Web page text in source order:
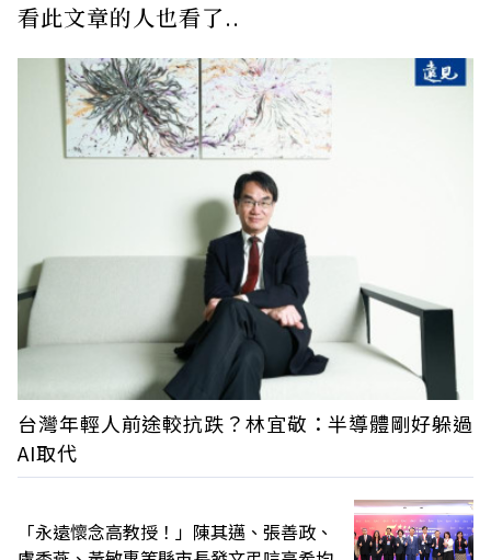
看此文章的人也看了..
台灣年輕人前途較抗跌？林宜敬：半導體剛好躲過
AI取代
「永遠懷念高教授！」陳其邁、張善政、